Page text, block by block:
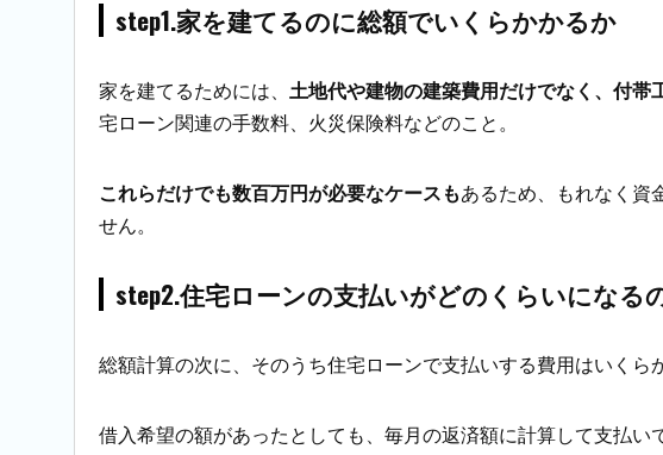
step1.家を建てるのに総額でいくらかかるか
家を建てるためには、 土地代や建物の建築費用だけでなく、付帯
宅ローン関連の手数料、火災保険料などのこと。
これらだけでも数百万円が必要なケースもあるため、もれなく資
せん。
step2.住宅ローンの支払いがどのくらいになる
総額計算の次に、そのうち住宅ローンで支払いする費用はいくら
借入希望の額があったとしても、毎月の返済額に計算して支払い